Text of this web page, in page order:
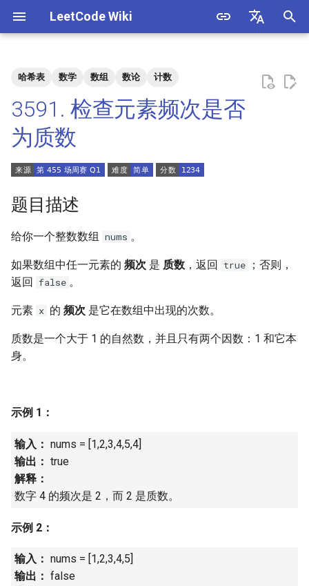
LeetCode Wiki
始
化
搜
索
擎
解法
方法一：计数 + 判断质数
4. 二维数组中的查找
5. 替换空格
6. 从尾到头打印链表
7. 重建二叉树
9. 用两个栈实现队列
10.2. 青蛙跳台阶问题
11. 旋转数组的最小数字
14.1. 剪绳子
14.2. 剪绳子 II
15. 二进制中 1 的个数
16. 数值的整数次方
2. 二进制加法
3. 前 n 个数字二进制中 1 的个
数
4. 只出现一次的数字
5. 单词长度的最大乘积
6. 排序数组中两个数字之和
7. 数组中和为 0 的三个数
8. 和大于等于 target 的最短子
数组
11. 和 1 个数相同的子数组
12. 左右两边子数组的和相等
13. 二维子矩阵的和
14. 字符串中的变位词
1.2. 判定是否互为字符重排
1.3. URL 化
1.4. 回文排列
1.5. 一次编辑
1.6. 字符串压缩
1.8. 零矩阵
1.9. 字符串轮转
2.3. 删除中间节点
2.4. 分割链表
2.5. 链表求和
2.6. 回文链表
哈希表 数学 数组 数论 计数
3591. 检查元素频次是否
为质数
题目描述
给你一个整数数组 nums 。
如果数组中任一元素的 频次 是 质数 ，返回 true
；否则，
返回 false 。
元素 x 的 频次 是它在数组中出现的次数。
质数是一个大于 1 的自然数，并且只有两个因数：1 和它本
身。
示例 1：
输入： nums = [1,2,3,4,5,4]
输出： true
解释：
数字 4 的频次是 2，而 2 是质数。
示例 2：
输入： nums = [1,2,3,4,5]
输出： false